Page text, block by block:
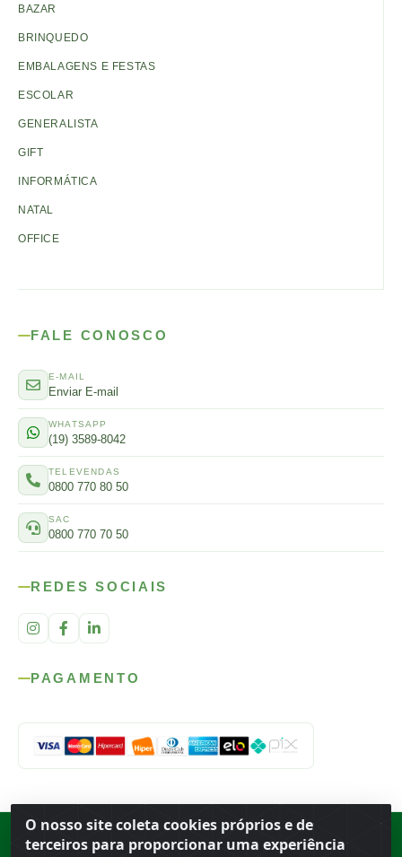
O nosso site coleta cookies próprios e de
terceiros para proporcionar uma experiência
BAZAR
BRINQUEDO
EMBALAGENS E FESTAS
ESCOLAR
GENERALISTA
GIFT
INFORMÁTICA
NATAL
OFFICE
FALE CONOSCO
E-MAIL
Enviar E-mail
WHATSAPP
(19) 3589-8042
TELEVENDAS
0800 770 80 50
SAC
0800 770 70 50
REDES SOCIAIS
PAGAMENTO
Rod. SP-215, s/n, km 98 — Área Rural Porto Ferreira ·BR
· CEP
· CNPJ 56.679.863/0001-91